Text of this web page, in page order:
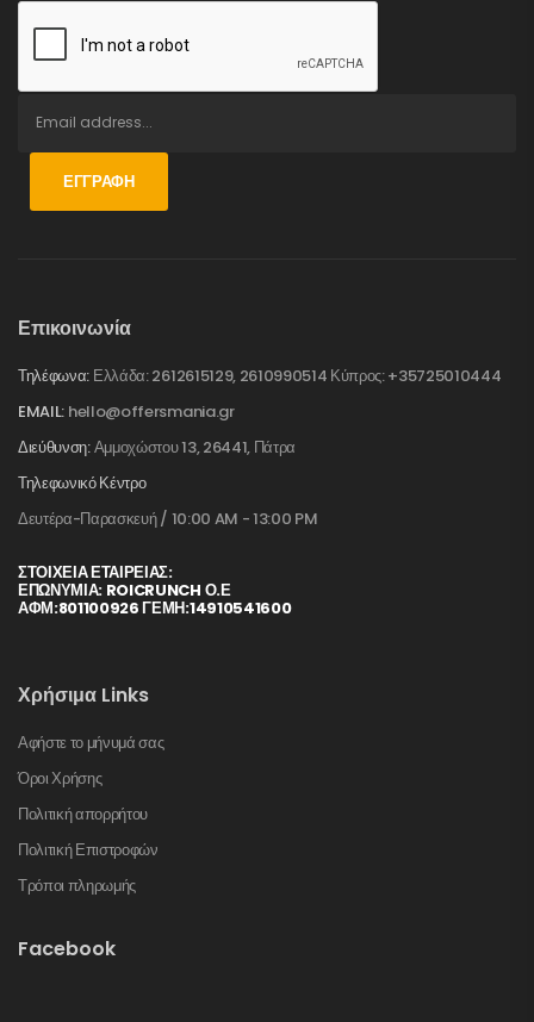
ΕΓΓΡΑΦΉ
Επικοινωνία
Τηλέφωνα: Ελλάδα: 2612615129, 2610990514 Κύπρος: +35725010444
EMAIL: hello@offersmania.gr
Διεύθυνση:Αμμοχώστου 13, 26441, Πάτρα
Τηλεφωνικό Κέντρο
Δευτέρα-Παρασκευή / 10:00 AM - 13:00 PM
ΣΤΟΙΧΕΊΑ ΕΤΑΙΡΕΊΑΣ:
ΕΠΩΝΥΜΙΑ: ROICRUNCH Ο.Ε
ΑΦΜ:801100926 ΓΕΜΗ:14910541600
Χρήσιμα Links
Αφήστε το μήνυμά σας
Όροι Χρήσης
Πολιτική απορρήτου
Πολιτική Επιστροφών
Τρόποι πληρωμής
Facebook